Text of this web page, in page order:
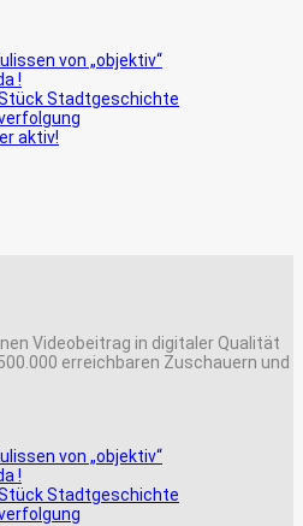
von „objektiv“
!
Stadtgeschichte
aktiv!
Videobeitrag in digitaler Qualität
erreichbaren Zuschauern und
von „objektiv“
!
Stadtgeschichte